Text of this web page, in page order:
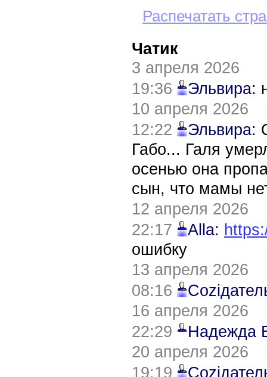
Распечатать
Чатик
3 апреля 2026
19:36
Эльвира:
10 апреля 2026
12:22
Эльвира:
Габо... Галя
осенью она
сын, что мамы
12 апреля 2026
22:17
Alla:
ошибку
13 апреля 2026
08:16
16 апреля 2026
22:29
Надежда
20 апреля 2026
19:19